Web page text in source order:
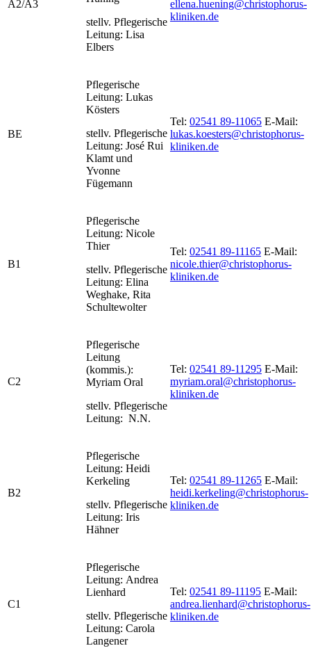
A2/A3
stellv. Pflegerische
Leitung: Lisa
Elbers
ellena.huening@christophorus-
kliniken.de
BE
Pflegerische
Leitung: Lukas
Kösters
stellv. Pflegerische
Leitung: José Rui
Klamt und
Yvonne
Fügemann
Tel: 02541 89-11065 E-Mail:
lukas.koesters@christophorus-
kliniken.de
B1
Pflegerische
Leitung: Nicole
Thier
stellv. Pflegerische
Leitung: Elina
Weghake, Rita
Schultewolter
Tel: 02541 89-11165 E-Mail:
nicole.thier@christophorus-
kliniken.de
C2
Pflegerische
Leitung
(kommis.):
Myriam Oral
stellv. Pflegerische
Leitung: N.N.
Tel: 02541 89-11295 E-Mail:
myriam.oral@christophorus-
kliniken.de
B2
Pflegerische
Leitung: Heidi
Kerkeling
stellv. Pflegerische
Leitung: Iris
Hähner
Tel: 02541 89-11265 E-Mail:
heidi.kerkeling@christophorus-
kliniken.de
C1
Pflegerische
Leitung: Andrea
Lienhard
stellv. Pflegerische
Leitung: Carola
Langener
Tel: 02541 89-11195 E-Mail:
andrea.lienhard@christophorus-
kliniken.de